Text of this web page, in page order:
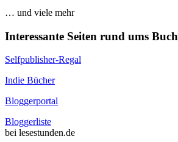
… und viele mehr
Interessante Seiten rund ums Buch
Selfpublisher-Regal
Indie Bücher
Bloggerportal
Bloggerliste
bei lesestunden.de